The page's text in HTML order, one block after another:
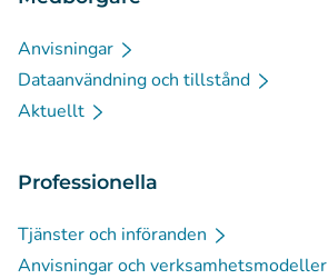
Anvisningar
Dataanvändning och tillstånd
Aktuellt
Professionella
Tjänster och införanden
Anvisningar och verksamhetsmodeller